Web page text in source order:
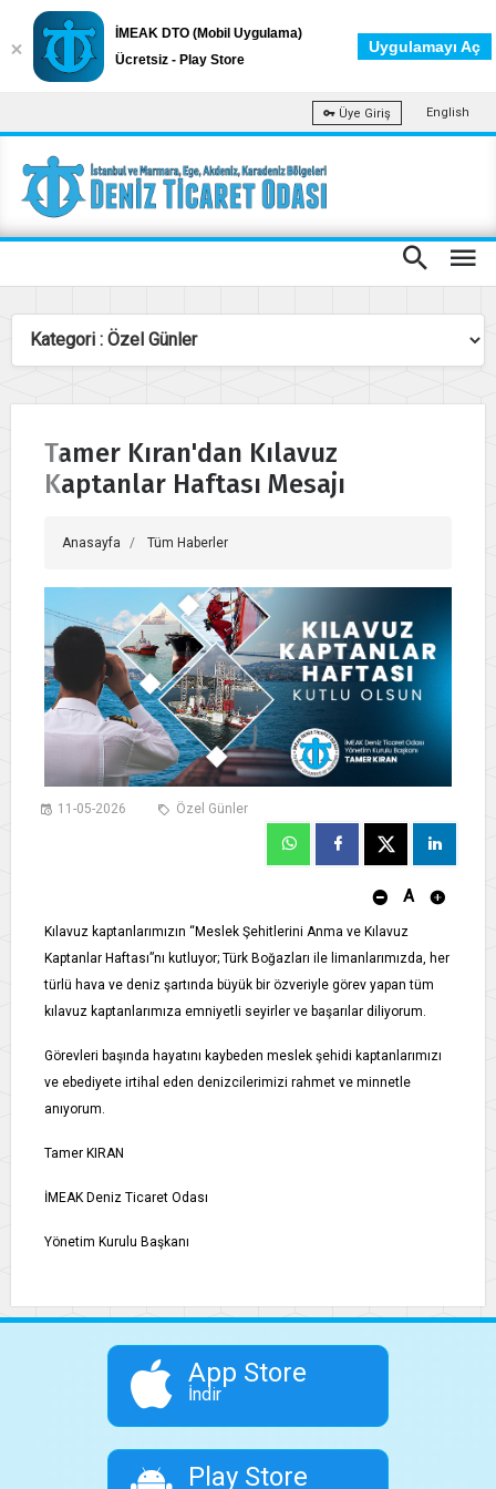
Üye Giriş English
Tamer Kıran'dan Kılavuz
Kaptanlar Haftası Mesajı
Anasayfa Tüm Haberler
11-05-2026 Özel Günler
A
Kılavuz kaptanlarımızın “Meslek Şehitlerini Anma ve Kılavuz
Kaptanlar Haftası”nı kutluyor; Türk Boğazları ile limanlarımızda, her
türlü hava ve deniz şartında büyük bir özveriyle görev yapan tüm
kılavuz kaptanlarımıza emniyetli seyirler ve başarılar diliyorum.
Görevleri başında hayatını kaybeden meslek şehidi kaptanlarımızı
ve ebediyete irtihal eden denizcilerimizi rahmet ve minnetle
anıyorum.
Tamer KIRAN
İMEAK Deniz Ticaret Odası
Yönetim Kurulu Başkanı
App Store
İndir
Play Store
İMEAK DTO (Mobil Uygulama)
Ücretsiz - Play Store
Uygulamayı Aç